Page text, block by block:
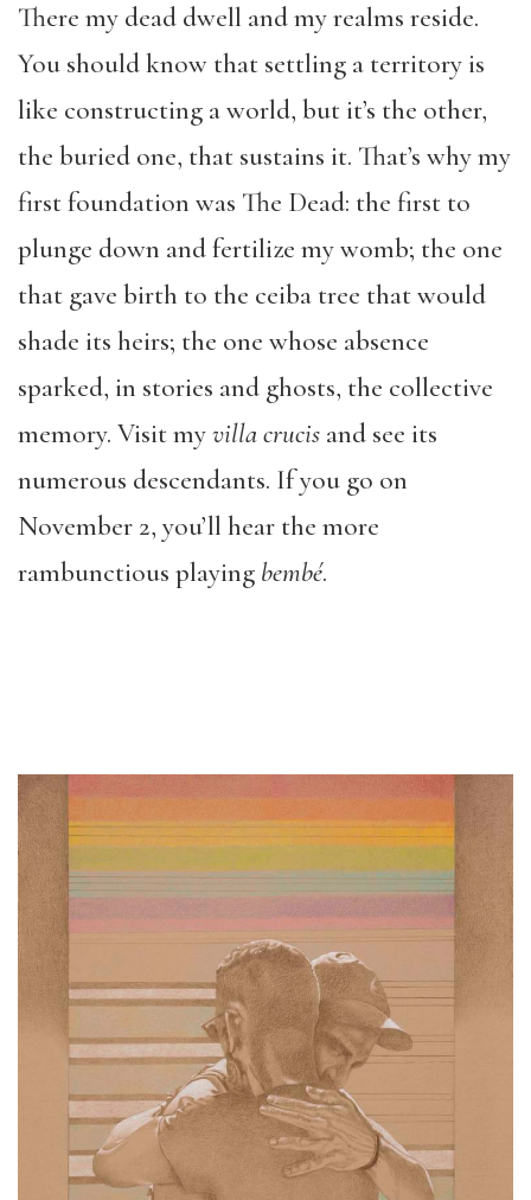
There my dead dwell and my realms reside.
You should know that settling a territory is
like constructing a world, but it’s the other,
the buried one, that sustains it. That’s why my
first foundation was The Dead: the first to
plunge down and fertilize my womb; the one
that gave birth to the ceiba tree that would
shade its heirs; the one whose absence
sparked, in stories and ghosts, the collective
memory. Visit myvilla crucis and see its
numerous descendants. If you go on
November 2, you’ll hear the more
rambunctious playing bembé.